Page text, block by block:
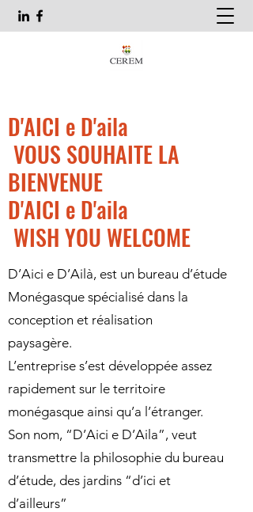
D'AICI e D'aila
VOUS SOUHAITE LA
BIENVENUE
D'AICI e D'aila
WISH YOU WELCOME
D’Aici e D’Ailà, est un bureau d’étude
Monégasque spécialisé dans la
conception et réalisation
paysagère.
L’entreprise s’est développée assez
rapidement sur le territoire
monégasque ainsi qu’a l’étranger.
Son nom, “D’Aici e D’Aila”, veut
transmettre la philosophie du bureau
d’étude, des jardins “d’ici et
d’ailleurs”